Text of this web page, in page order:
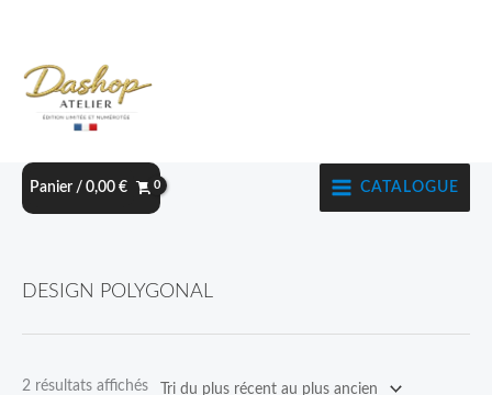
contenu
Panier /0,00€ CATALOGUE
DESIGN POLYGONAL
2 résultats affichés
Trié